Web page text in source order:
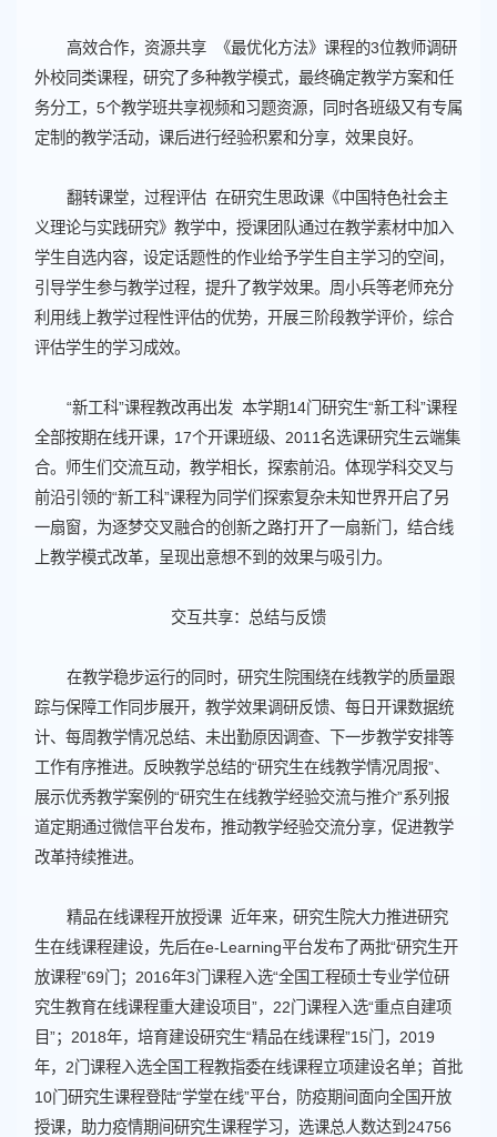
高效合作，资源共享 《最优化方法》课程的3位教师调研
外校同类课程，研究了多种教学模式，最终确定教学方案和任
务分工，5个教学班共享视频和习题资源，同时各班级又有专属
定制的教学活动，课后进行经验积累和分享，效果良好。
翻转课堂，过程评估 在研究生思政课《中国特色社会主
义理论与实践研究》教学中，授课团队通过在教学素材中加入
学生自选内容，设定话题性的作业给予学生自主学习的空间，
引导学生参与教学过程，提升了教学效果。周小兵等老师充分
利用线上教学过程性评估的优势，开展三阶段教学评价，综合
评估学生的学习成效。
“新工科”课程教改再出发 本学期14门研究生“新工科”课程
全部按期在线开课，17个开课班级、2011名选课研究生云端集
合。师生们交流互动，教学相长，探索前沿。体现学科交叉与
前沿引领的“新工科”课程为同学们探索复杂未知世界开启了另
一扇窗，为逐梦交叉融合的创新之路打开了一扇新门，结合线
上教学模式改革，呈现出意想不到的效果与吸引力。
交互共享：总结与反馈
在教学稳步运行的同时，研究生院围绕在线教学的质量跟
踪与保障工作同步展开，教学效果调研反馈、每日开课数据统
计、每周教学情况总结、未出勤原因调查、下一步教学安排等
工作有序推进。反映教学总结的“研究生在线教学情况周报”、
展示优秀教学案例的“研究生在线教学经验交流与推介”系列报
道定期通过微信平台发布，推动教学经验交流分享，促进教学
改革持续推进。
精品在线课程开放授课 近年来，研究生院大力推进研究
生在线课程建设，先后在e-Learning平台发布了两批“研究生开
放课程”69门；2016年3门课程入选“全国工程硕士专业学位研
究生教育在线课程重大建设项目”，22门课程入选“重点自建项
目”；2018年，培育建设研究生“精品在线课程”15门，2019
年，2门课程入选全国工程教指委在线课程立项建设名单；首批
10门研究生课程登陆“学堂在线”平台，防疫期间面向全国开放
授课，助力疫情期间研究生课程学习，选课总人数达到24756